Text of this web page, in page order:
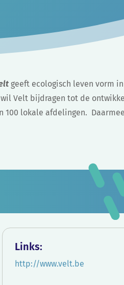
geeft ecologisch leven vorm
Velt bijdragen tot de
100 lokale afdelingen.
Links:
http://www.velt.be